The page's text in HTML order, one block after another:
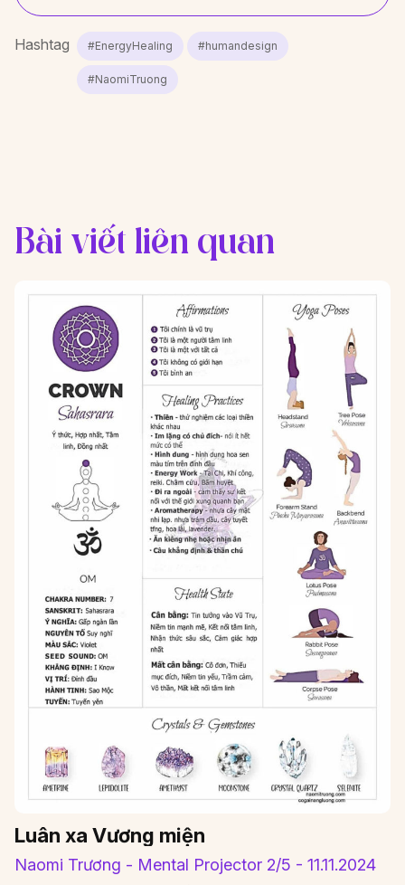
Hashtag #EnergyHealing #humandesign
#NaomiTruong
Bài viết liên quan
Luân xa Vương miện
Naomi Trương - Mental Projector 2/5 - 11.11.2024